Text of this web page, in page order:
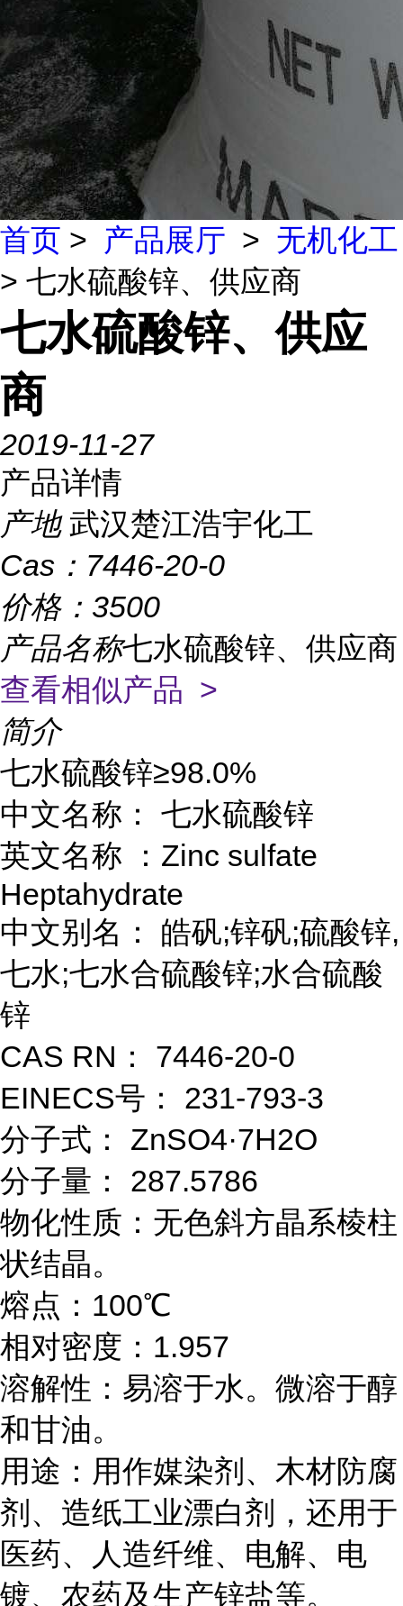
首页 > 产品展厅 > 无机化工
> 七水硫酸锌、供应商
七水硫酸锌、供应
商
2019-11-27
产品详情
产地 武汉楚江浩宇化工
Cas： 7446-20-0
价格： 3500
产品名称七水硫酸锌、供应商
查看相似产品 >
简介
七水硫酸锌≥98.0%
中文名称： 七水硫酸锌
英文名称 ：Zinc sulfate
Heptahydrate
中文别名： 皓矾;锌矾;硫酸锌,
七水;七水合硫酸锌;水合硫酸
锌
CAS RN： 7446-20-0
EINECS号： 231-793-3
分子式： ZnSO4·7H2O
分子量： 287.5786
物化性质：无色斜方晶系棱柱
状结晶。
熔点：100℃
相对密度：1.957
溶解性：易溶于水。微溶于醇
和甘油。
用途：用作媒染剂、木材防腐
剂、造纸工业漂白剂，还用于
医药、人造纤维、电解、电
镀、农药及生产锌盐等。